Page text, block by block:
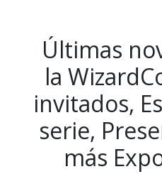
Últimas
la
invitados,
serie,
más